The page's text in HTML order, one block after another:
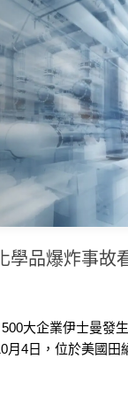
學品爆炸事故
大企業伊士曼發
月4日，位於美國田